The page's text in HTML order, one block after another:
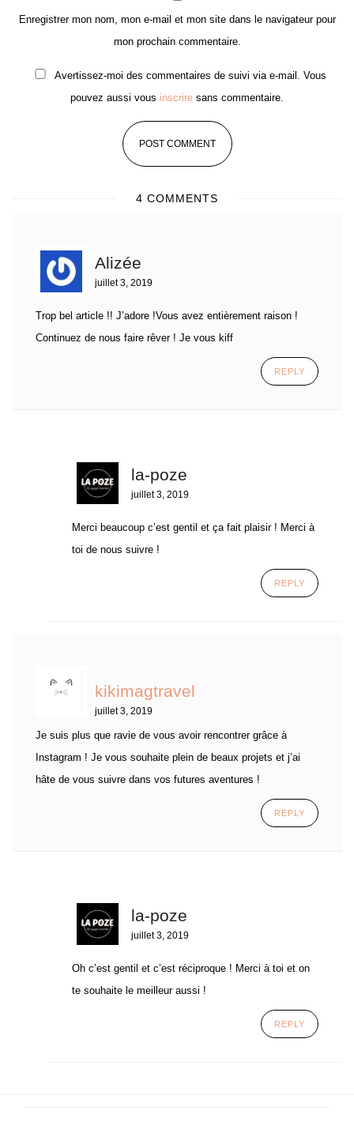
Enregistrer mon nom, mon e-mail et mon site dans le navigateur pour
mon prochain commentaire.
Avertissez-moi des commentaires de suivi via e-mail. Vous
pouvez aussi vous inscrire sans commentaire.
4 COMMENTS
Alizée
juillet 3, 2019
Trop bel article !! J’adore !Vous avez entièrement raison !
Continuez de nous faire rêver ! Je vous kiff
REPLY
la-poze
juillet 3, 2019
Merci beaucoup c’est gentil et ça fait plaisir ! Merci à
toi de nous suivre !
REPLY
kikimagtravel
juillet 3, 2019
Je suis plus que ravie de vous avoir rencontrer grâce à
Instagram ! Je vous souhaite plein de beaux projets et j’ai
hâte de vous suivre dans vos futures aventures !
REPLY
la-poze
juillet 3, 2019
Oh c’est gentil et c’est réciproque ! Merci à toi et on
te souhaite le meilleur aussi !
REPLY